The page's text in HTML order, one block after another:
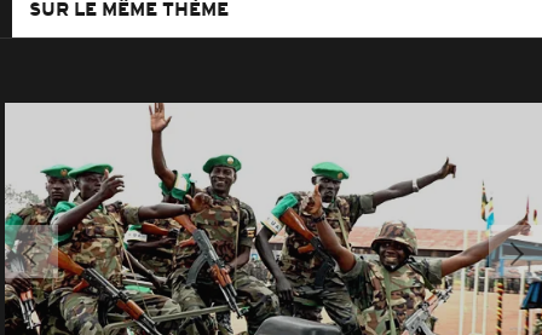
SUR LE MÊME THÈME